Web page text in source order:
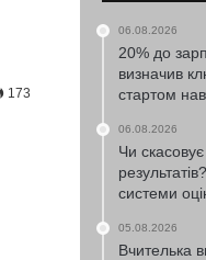
173
06.08.2026
20% до
визначив
стартом
06.08.2026
Чи
системи
05.08.2026
Вчителька